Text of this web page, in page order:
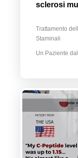
sclerosi
Trattamento
Staminali
Un Paziente